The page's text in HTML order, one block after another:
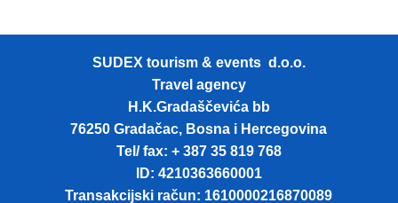
SUDEX tourism & events d.o.o.
Travel agency
H.K.Gradaščevića bb
76250 Gradačac, Bosna i Hercegovina
Tel/ fax: + 387 35 819 768
ID: 4210363660001
Transakcijski račun: 1610000216870089